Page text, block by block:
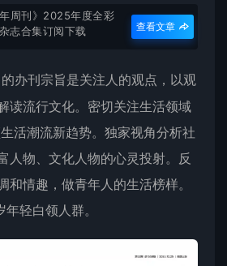
年周刊》2025年度全彩
志合集订阅下载
查看文章
办刊宗旨是关注人的观点，以观
读流行文化。密切关注生活领域
活潮流新趋势。独家视角分析社
人物、文化人物的心灵投射。反
和情趣，做青年人的生活榜样。
轻白领人群。